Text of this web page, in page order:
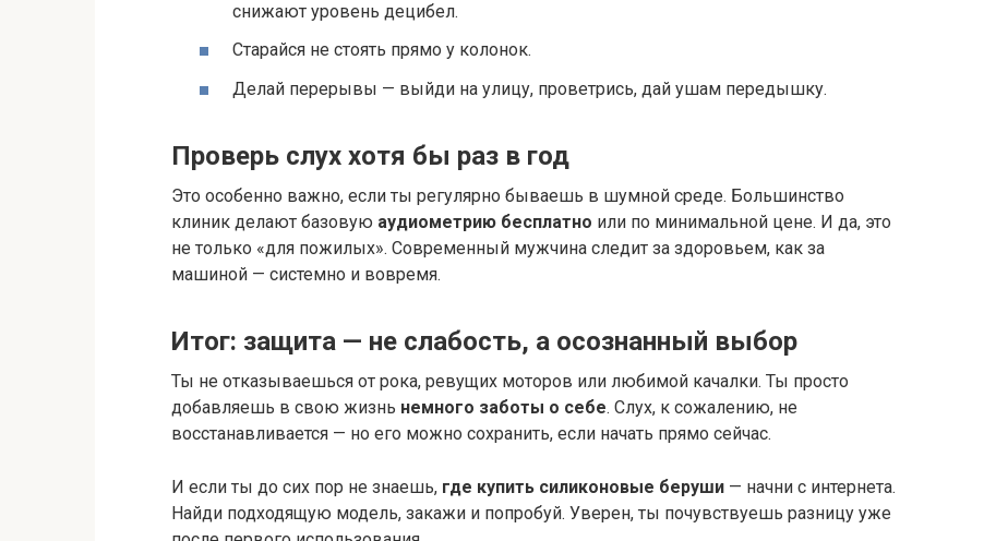
снижают уровень децибел.
Старайся не стоять прямо у колонок.
Делай перерывы — выйди на улицу, проветрись, дай ушам передышку.
Проверь слух хотя бы раз в год
Это особенно важно, если ты регулярно бываешь в шумной среде. Большинство
клиник делают базовую аудиометрию бесплатно или по минимальной цене. И да, это
не только «для пожилых». Современный мужчина следит за здоровьем, как за
машиной — системно и вовремя.
Итог: защита — не слабость, а осознанный выбор
Ты не отказываешься от рока, ревущих моторов или любимой качалки. Ты просто
добавляешь в свою жизнь немного заботы о себе. Слух, к сожалению, не
восстанавливается — но его можно сохранить, если начать прямо сейчас.
И если ты до сих пор не знаешь, где купить силиконовые беруши — начни с интернета.
Найди подходящую модель, закажи и попробуй. Уверен, ты почувствуешь разницу уже